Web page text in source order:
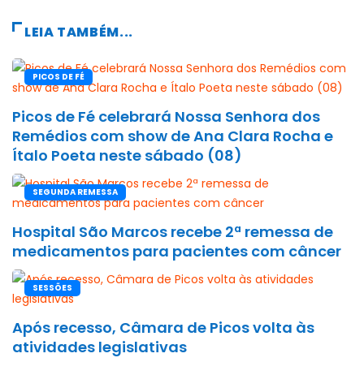
LEIA TAMBÉM...
PICOS DE FÉ
Picos de Fé celebrará Nossa Senhora dos
Remédios com show de Ana Clara Rocha e
Ítalo Poeta neste sábado (08)
SEGUNDA REMESSA
Hospital São Marcos recebe 2ª remessa de
medicamentos para pacientes com câncer
SESSÕES
Após recesso, Câmara de Picos volta às
atividades legislativas